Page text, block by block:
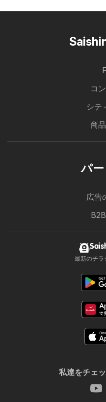
コ
シテ
商
パ
広告
最新のチラ
私達をチェ